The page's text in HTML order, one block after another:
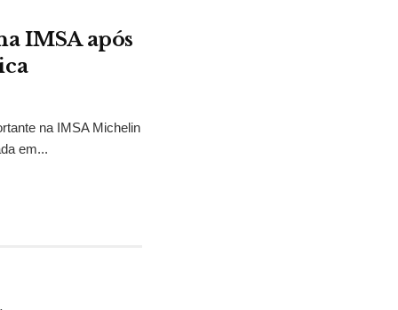
IMSA após
na IMSA Michelin
em...